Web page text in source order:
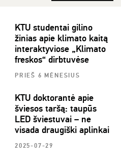
KTU studentai gilino
žinias apie klimato kaitą
interaktyviose „Klimato
freskos“ dirbtuvėse
PRIEŠ 6 MĖNESIUS
KTU doktorantė apie
šviesos taršą: taupūs
LED šviestuvai – ne
visada draugiški aplinkai
2025-07-29